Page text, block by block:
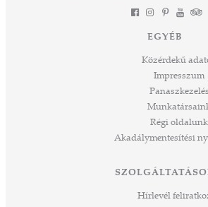
EGYÉB
Közérdekű
Impresszum
Panaszkezelés
Régi oldalunk
Akadálymentesítési
Hírlevél